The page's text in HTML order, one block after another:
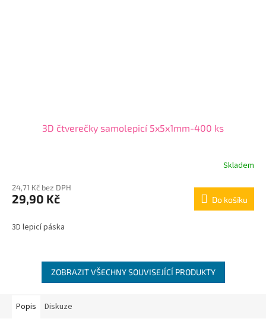
3D čtverečky samolepicí 5x5x1mm-400 ks
Skladem
24,71 Kč bez DPH
29,90 Kč Do košíku
3D lepicí páska
ZOBRAZIT VŠECHNY SOUVISEJÍCÍ PRODUKTY
Popis Diskuze